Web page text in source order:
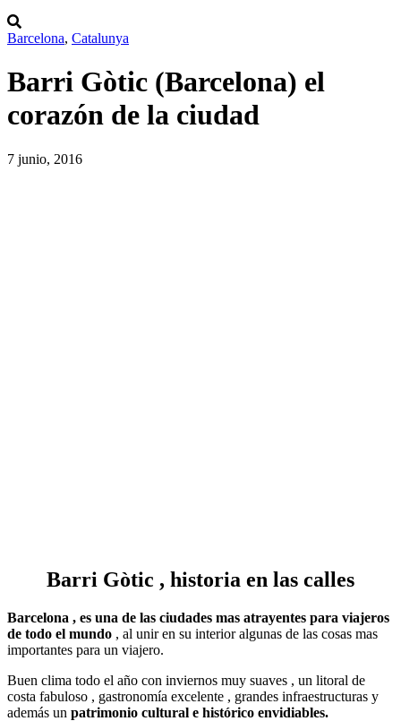
Barcelona, Catalunya
Barri Gòtic (Barcelona) el
corazón de la ciudad
7 junio, 2016
Barri Gòtic , historia en las calles
Barcelona , es una de las ciudades mas atrayentes para viajeros
de todo el mundo , al unir en su interior algunas de las cosas mas
importantes para un viajero.
Buen clima todo el año con inviernos muy suaves , un litoral de
costa fabuloso , gastronomía excelente , grandes infraestructuras y
además un patrimonio cultural e histórico envidiables.